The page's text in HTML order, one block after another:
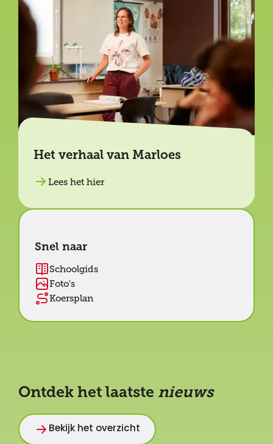
Het verhaal van Marloes
Lees het hier
Snel naar
Schoolgids
Foto's
Koersplan
Ontdek het laatste nieuws
Bekijk het overzicht